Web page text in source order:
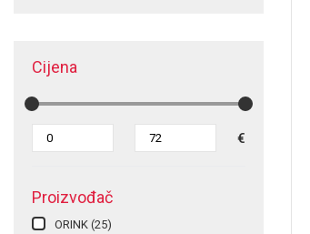
Cijena
€
Proizvođač
ORINK (25)